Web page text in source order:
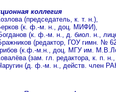
коллегия
(председатель, к. т. н.),
(к. ф.-м. н., доц. МИФИ),
(к. ф.-м. н., д. биол. н.,
(редактор, ГОУ гимн. №
(к.ф.-м.н., доц. МГУ им.
(зам. гл. редактора, к. п.
(д. ф.-м. н., действ. член